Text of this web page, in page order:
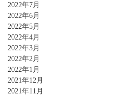
2022年7月
2022年6月
2022年5月
2022年4月
2022年3月
2022年2月
2022年1月
2021年12月
2021年11月